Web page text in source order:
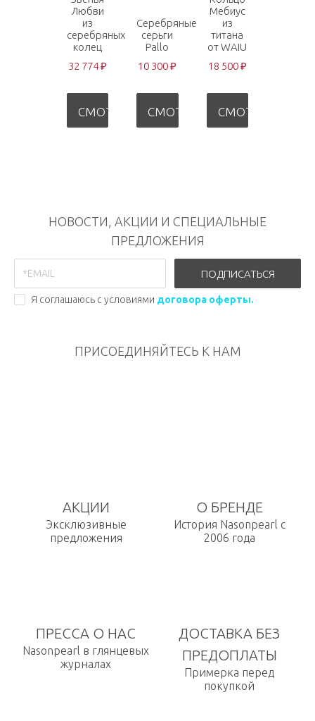
Любви
из
серебряных
колец
32 774 ₽
СМОТРЕТЬ
Серебряные
серьги
Pallo
10 300 ₽
СМОТРЕТЬ
Мебиус
из
титана
от WAIU
18 500 ₽
СМОТРЕТЬ
НОВОСТИ, АКЦИИ И СПЕЦИАЛЬНЫЕ
ПРЕДЛОЖЕНИЯ
ПОДПИСАТЬСЯ
Я соглашаюсь с условиями договора оферты.
ПРИСОЕДИНЯЙТЕСЬ К НАМ
АКЦИИ
Эксклюзивные
предложения
О БРЕНДЕ
История Nasonpearl с
2006 года
ПРЕССА О НАС
Nasonpearl в глянцевых
журналах
ДОСТАВКА БЕЗ
ПРЕДОПЛАТЫ
Примерка перед
покупкой